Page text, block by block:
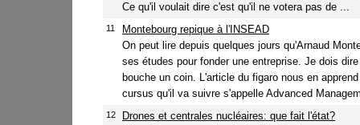
Ce qu'il voulait dire c'est qu'il ne votera pas de ...
11
Montebourg repique à l'INSEAD
On peut lire depuis quelques jours qu'Arnaud
ses études pour fonder une entreprise. Je dois
bouche un coin. L'article du figaro nous en
cursus qu'il va suivre s'appelle Advanced
12
Drones et centrales nucléaires: que fait l'état?